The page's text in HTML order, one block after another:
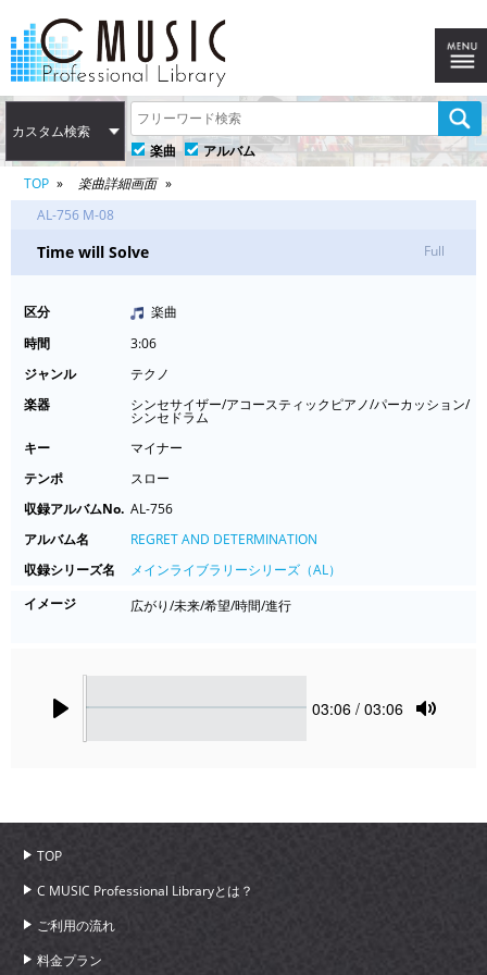
カスタム検索
楽曲
アルバム
TOP
楽曲詳細画面
AL-756 M-08
Time will Solve Full
区分
楽曲
時間
3:06
ジャンル
テクノ
楽器
シンセサイザー/アコースティックピアノ/パーカッション/
シンセドラム
キー
マイナー
テンポ
スロー
収録アルバムNo. AL-756
アルバム名
REGRET AND DETERMINATION
収録シリーズ名
メインライブラリーシリーズ（AL）
イメージ
広がり/未来/希望/時間/進行
Current
03:06 / 03:06
TOP
C MUSIC Professional Libraryとは？
ご利用の流れ
料金プラン